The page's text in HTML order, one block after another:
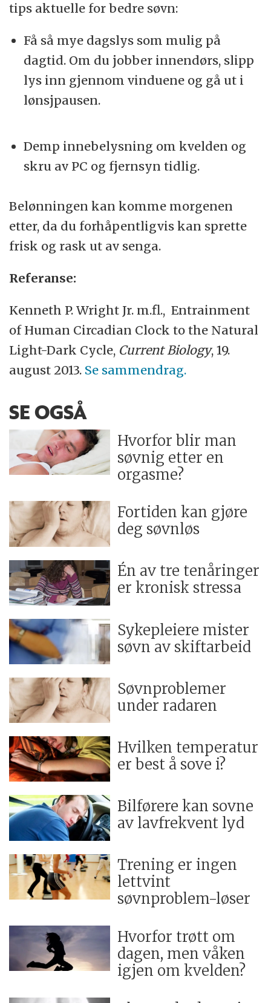
tips aktuelle for bedre søvn:
Få så mye dagslys som mulig på
dagtid. Om du jobber innendørs, slipp
lys inn gjennom vinduene og gå ut i
lønsjpausen.
Demp innebelysning om kvelden og
skru av PC og fjernsyn tidlig.
Belønningen kan komme morgenen
etter, da du forhåpentligvis kan sprette
frisk og rask ut av senga.
Referanse:
Kenneth P. Wright Jr. m.fl., Entrainment
of Human Circadian Clock to the Natural
Light-Dark Cycle, Current Biology, 19.
august 2013. Se sammendrag.
SE OGSÅ
Hvorfor blir man
søvnig etter en
orgasme?
Fortiden kan gjøre
deg søvnløs
Én av tre tenåringer
er kronisk stressa
Sykepleiere mister
søvn av skiftarbeid
Søvnproblemer
under radaren
Hvilken temperatur
er best å sove i?
Bilførere kan sovne
av lavfrekvent lyd
Trening er ingen
lettvint
søvnproblem-løser
Hvorfor trøtt om
dagen, men våken
igjen om kvelden?